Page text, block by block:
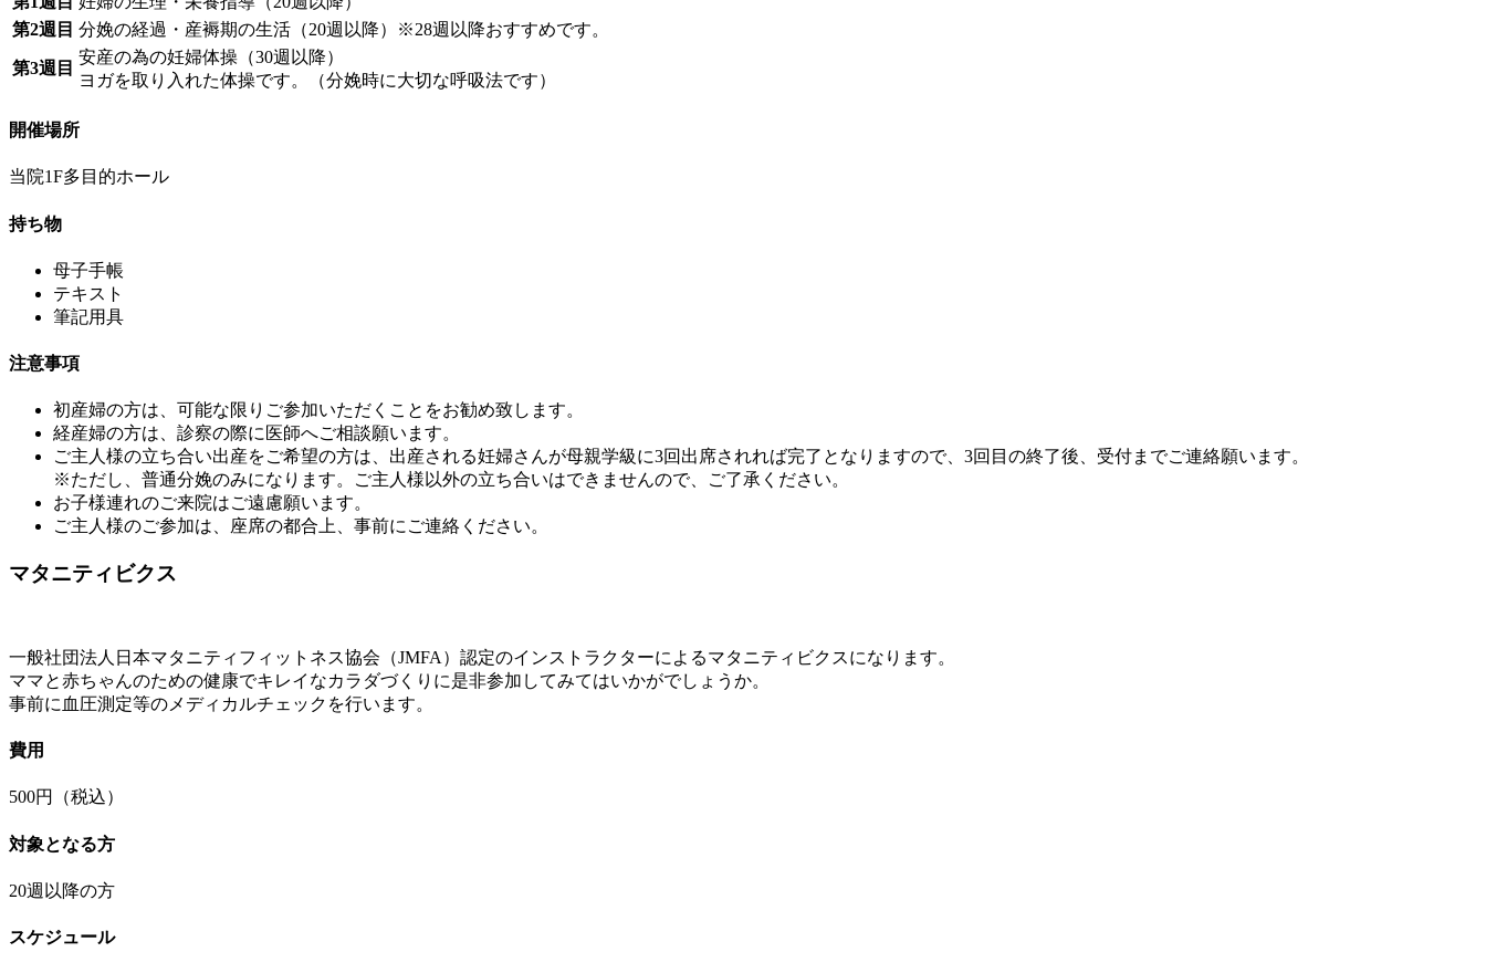
第2週目 分娩の経過・産褥期の生活（20週以降）※28週以降おすすめです。
第3週目
安産の為の妊婦体操（30週以降）
ヨガを取り入れた体操です。（分娩時に大切な呼吸法です）
開催場所
当院1F多目的ホール
持ち物
母子手帳
テキスト
筆記用具
注意事項
初産婦の方は、可能な限りご参加いただくことをお勧め致します。
経産婦の方は、診察の際に医師へご相談願います。
ご主人様の立ち合い出産をご希望の方は、出産される妊婦さんが母親学級に3回出席されれば完了となりますので、3回目の終了後、受付までご連絡願います。
※ただし、普通分娩のみになります。ご主人様以外の立ち合いはできませんので、ご了承ください。
お子様連れのご来院はご遠慮願います。
ご主人様のご参加は、座席の都合上、事前にご連絡ください。
マタニティビクス
一般社団法人日本マタニティフィットネス協会（JMFA）認定のインストラクターによるマタニティビクスになります。
ママと赤ちゃんのための健康でキレイなカラダづくりに是非参加してみてはいかがでしょうか。
事前に血圧測定等のメディカルチェックを行います。
費用
500円（税込）
対象となる方
20週以降の方
スケジュール